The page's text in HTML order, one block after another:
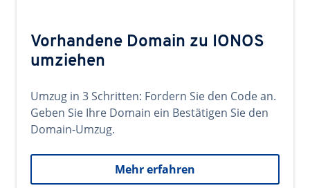
Vorhandene Domain zu IONOS
umziehen
Umzug in 3 Schritten: Fordern Sie den Code an.
Geben Sie Ihre Domain ein Bestätigen Sie den
Domain-Umzug.
Mehr erfahren